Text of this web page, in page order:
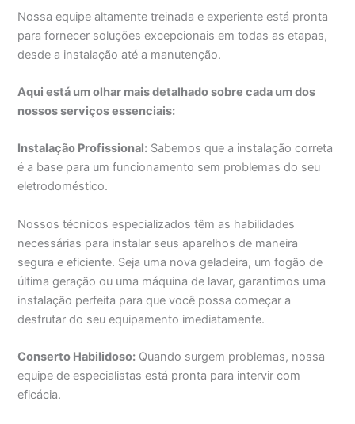
Nossa equipe altamente treinada e experiente está pronta
para fornecer soluções excepcionais em todas as etapas,
desde a instalação até a manutenção.
Aqui está um olhar mais detalhado sobre cada um dos
nossos serviços essenciais:
Instalação Profissional: Sabemos que a instalação correta
é a base para um funcionamento sem problemas do seu
eletrodoméstico.
Nossos técnicos especializados têm as habilidades
necessárias para instalar seus aparelhos de maneira
segura e eficiente. Seja uma nova geladeira, um fogão de
última geração ou uma máquina de lavar, garantimos uma
instalação perfeita para que você possa começar a
desfrutar do seu equipamento imediatamente.
Conserto Habilidoso: Quando surgem problemas, nossa
equipe de especialistas está pronta para intervir com
eficácia.